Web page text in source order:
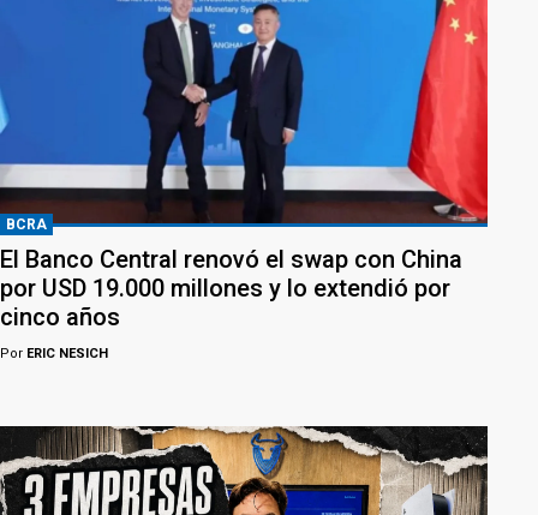
BCRA
El Banco Central renovó el swap con China
por USD 19.000 millones y lo extendió por
cinco años
Por ERIC NESICH